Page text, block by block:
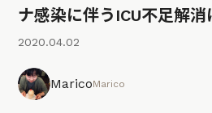
ナ感染に伴うICU不足解消
2020.04.02
MaricoMarico